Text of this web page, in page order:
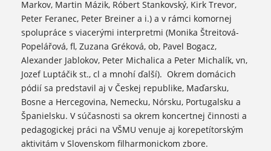
Markov, Martin Mázik, Róbert Stankovský, Kirk Trevor,
Peter Feranec, Peter Breiner a i.) a v rámci komornej
spolupráce s viacerými interpretmi (Monika Štreitová-
Popelářová, fl, Zuzana Gréková, ob, Pavel Bogacz,
Alexander Jablokov, Peter Michalica a Peter Michalík, vn,
Jozef Luptáčik st., cl a mnohí ďalší). Okrem domácich
pódií sa predstavil aj v Českej republike, Maďarsku,
Bosne a Hercegovina, Nemecku, Nórsku, Portugalsku a
Španielsku. V súčasnosti sa okrem koncertnej činnosti a
pedagogickej práci na VŠMU venuje aj korepetítorským
aktivitám v Slovenskom filharmonickom zbore.